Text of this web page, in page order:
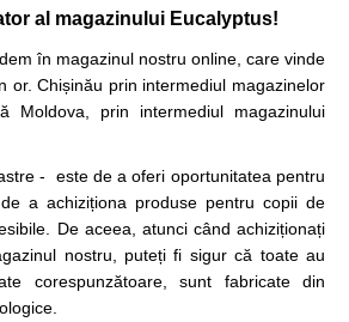
al magazinului Eucalyptus!
în magazinul nostru online, care vinde
or. Chișinău prin intermediul magazinelor
Moldova, prin intermediul magazinului
- este de a oferi oportunitatea pentru
a achiziționa produse pentru copii de
De aceea, atunci când achiziționați
nostru, puteți fi sigur că toate au
corespunzătoare, sunt fabricate din